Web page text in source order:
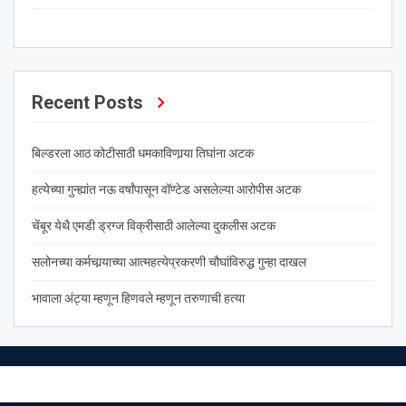
Recent Posts
बिल्डरला आठ कोटीसाठी धमकाविणार्‍या तिघांना अटक
हत्येच्या गुन्ह्यांत नऊ वर्षांपासून वॉण्टेड असलेल्या आरोपीस अटक
चेंबूर येथै एमडी ड्रग्ज विक्रीसाठी आलेल्या दुकलीस अटक
सलोनच्या कर्मचार्‍याच्या आत्महत्येप्रकरणी चौघांविरुद्ध गुन्हा दाखल
भावाला अंट्या म्हणून हिणवले म्हणून तरुणाची हत्या